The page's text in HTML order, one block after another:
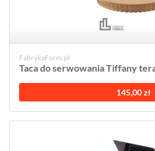
FabrykaForm.pl
Taca do serwowania Tiffany
145,00 zł